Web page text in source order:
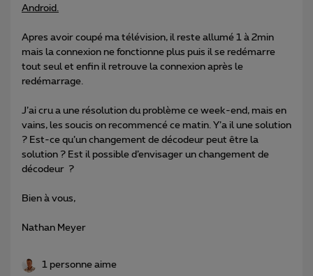
Android.
Apres avoir coupé ma télévision, il reste allumé 1 à 2min
mais la connexion ne fonctionne plus puis il se redémarre
tout seul et enfin il retrouve la connexion après le
redémarrage.
J’ai cru a une résolution du problème ce week-end, mais en
vains, les soucis on recommencé ce matin. Y’a il une solution
? Est-ce qu’un changement de décodeur peut être la
solution ? Est il possible d’envisager un changement de
décodeur ?
Bien à vous,
Nathan Meyer
1 personne aime